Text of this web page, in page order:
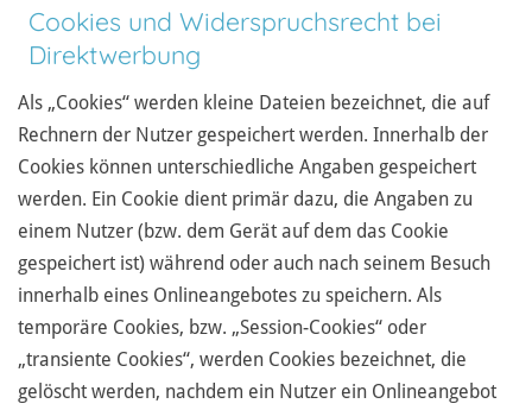
Cookies und Widerspruchsrecht bei
Direktwerbung
Als „Cookies“ werden kleine Dateien bezeichnet, die auf
Rechnern der Nutzer gespeichert werden. Innerhalb der
Cookies können unterschiedliche Angaben gespeichert
werden. Ein Cookie dient primär dazu, die Angaben zu
einem Nutzer (bzw. dem Gerät auf dem das Cookie
gespeichert ist) während oder auch nach seinem Besuch
innerhalb eines Onlineangebotes zu speichern. Als
temporäre Cookies, bzw. „Session-Cookies“ oder
„transiente Cookies“, werden Cookies bezeichnet, die
gelöscht werden, nachdem ein Nutzer ein Onlineangebot